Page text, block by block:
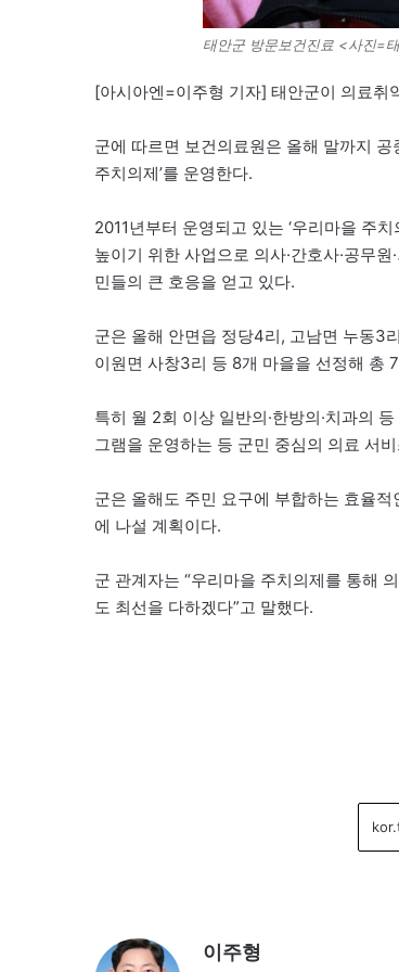
태안군 방문보건진료 <사진=
[아시아엔=이주형 기자] 태안군이 의료취
군에 따르면 보건의료원은 올해 말까지
주치의제’를 운영한다.
2011년부터 운영되고 있는 ‘우리마을 주
높이기 위한 사업으로 의사·간호사·공무
민들의 큰 호응을 얻고 있다.
군은 올해 안면읍 정당4리, 고남면 누동3
이원면 사창3리 등 8개 마을을 선정해 총
특히 월 2회 이상 일반의·한방의·치과의
그램을 운영하는 등 군민 중심의 의료 서
군은 올해도 주민 요구에 부합하는 효율
에 나설 계획이다.
군 관계자는 “우리마을 주치의제를 통해
도 최선을 다하겠다”고 말했다.
이주형